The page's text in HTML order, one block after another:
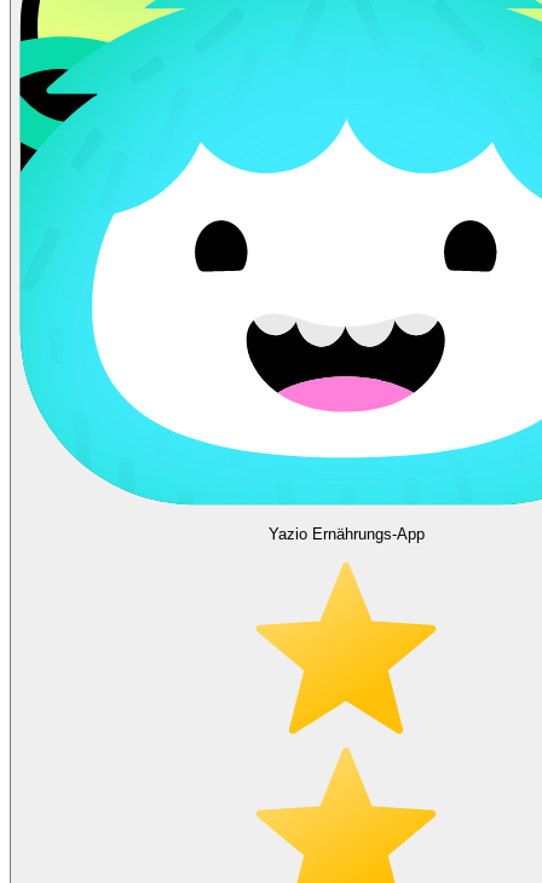
Yazio Ernährungs-App